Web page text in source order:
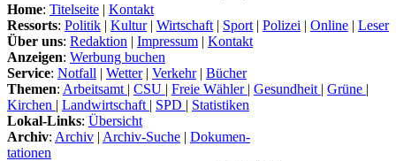
Home: Titelseite | Kontakt
Ressorts: Politik | Kultur| Wirtschaft | Sport | Polizei | Online | Leser
Über uns: Redaktion | Impressum | Kontakt
Anzeigen: Werbung buchen
Service: Notfall | Wetter| Verkehr| Bücher
Themen: Arbeitsamt | CSU | Freie Wähler | Gesundheit | Grüne |
Kirchen | Landwirtschaft | SPD | Statistiken
Lokal-Links: Übersicht
Archiv: Archiv | Archiv-Suche | Dokumen-
tationen